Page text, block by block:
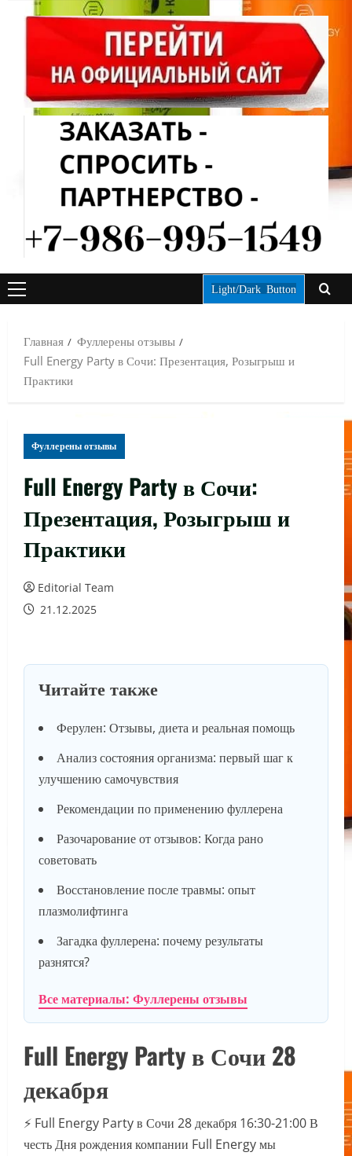
ОСНОВНОЕ
Light/Dark Button
Главная
Фуллерены отзывы
Full Energy Party в Сочи: Презентация, Розыгрыш и
Практики
Фуллерены отзывы
Full Energy Party в Сочи:
Презентация, Розыгрыш и
Практики
Editorial Team
21.12.2025
Читайте также
Ферулен: Отзывы, диета и реальная помощь
Анализ состояния организма: первый шаг к
улучшению самочувствия
Рекомендации по применению фуллерена
Разочарование от отзывов: Когда рано
советовать
Восстановление после травмы: опыт
плазмолифтинга
Загадка фуллерена: почему результаты
разнятся?
Все материалы: Фуллерены отзывы
Full Energy Party в Сочи 28
декабря
⚡️ Full Energy Party в Сочи 28 декабря 16:30-21:00 В
честь Дня рождения компании Full Energy мы